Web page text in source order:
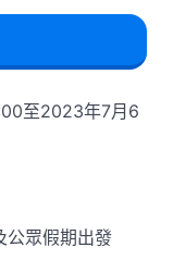
至2023年7月6
公眾假期出發